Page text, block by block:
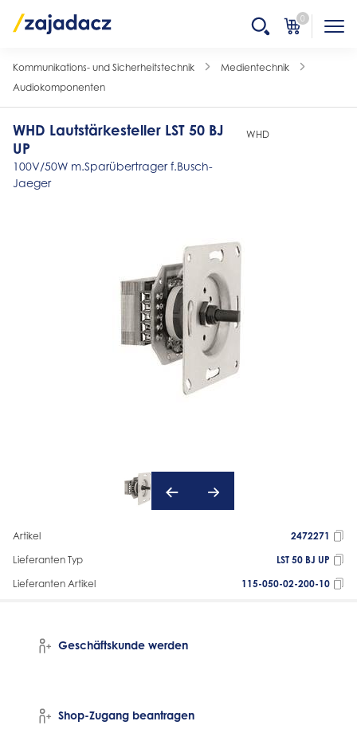
0
Kommunikations- und Sicherheitstechnik
Medientechnik
Audiokomponenten
WHD Lautstärkesteller LST 50 BJ
UP
100V/50W m.Sparübertrager f.Busch-
Jaeger
WHD
Artikel
2472271
Lieferanten Typ
LST 50 BJ UP
Lieferanten Artikel
115-050-02-200-10
Geschäftskunde werden
Shop-Zugang beantragen